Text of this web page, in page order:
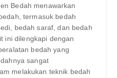
Bedah menawarkan
termasuk bedah
bedah saraf, dan bedah
ini dilengkapi dengan
bedah yang
sangat
melakukan teknik bedah